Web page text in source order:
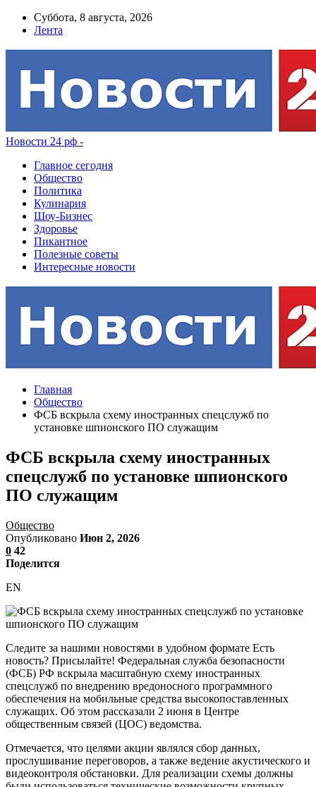
Суббота, 8 августа, 2026
Лента
Новости 24 рф -
Главное сегодня
Общество
Политика
Кулинария
Шоу-Бизнес
Здоровье
Пикантное
Полезные советы
Интересные новости
Главная
Общество
ФСБ вскрыла схему иностранных спецслужб по
установке шпионского ПО служащим
ФСБ вскрыла схему иностранных
спецслужб по установке шпионского
ПО служащим
Общество
Опубликовано Июн 2, 2026
0 42
Поделится
EN
Следите за нашими новостями в удобном формате Есть
новость? Присылайте! Федеральная служба безопасности
(ФСБ) РФ вскрыла масштабную схему иностранных
спецслужб по внедрению вредоносного программного
обеспечения на мобильные средства высокопоставленных
служащих. Об этом рассказали 2 июня в Центре
общественным связей (ЦОС) ведомства.
Отмечается, что целями акции являлся сбор данных,
прослушивание переговоров, а также ведение акустического и
видеоконтроля обстановки. Для реализации схемы должны